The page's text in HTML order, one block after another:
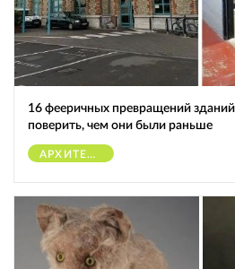
16 фееричных превращений
поверить, чем они были раньше
АРХИТЕКТУРА